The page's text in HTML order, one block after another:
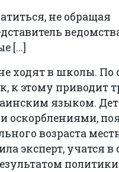
не обращая
[...]
ходят в школы. По
к этому приводит
языком.
оскорблениями,
возраста
эксперт, учатся в
политики